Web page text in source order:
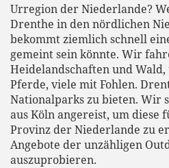
Urregion der Niederlande?
Drenthe in den nördlichen
bekommt ziemlich schnell
gemeint sein könnte. Wir
Heidelandschaften und
Pferde, viele mit Fohlen.
Nationalparks zu bieten. Wir
aus Köln angereist, um diese
Provinz der Niederlande zu
Angebote der unzähligen
auszuprobieren.